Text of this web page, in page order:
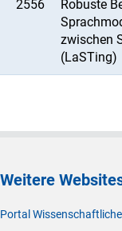
2556
Robuste
zwischen
(LaSTing)
Weitere
Portal